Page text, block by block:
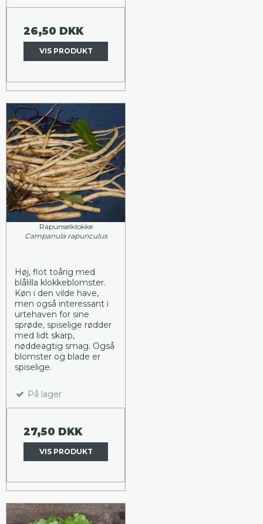
26,50 DKK
VIS PRODUKT
Rapunselklokke
Campanula rapunculus
Høj, flot toårig med
blålilla klokkeblomster.
Køn i den vilde have,
men også interessant i
urtehaven for sine
sprøde, spiselige rødder
med lidt skarp,
nøddeagtig smag. Også
blomster og blade er
spiselige.
På lager
27,50 DKK
VIS PRODUKT